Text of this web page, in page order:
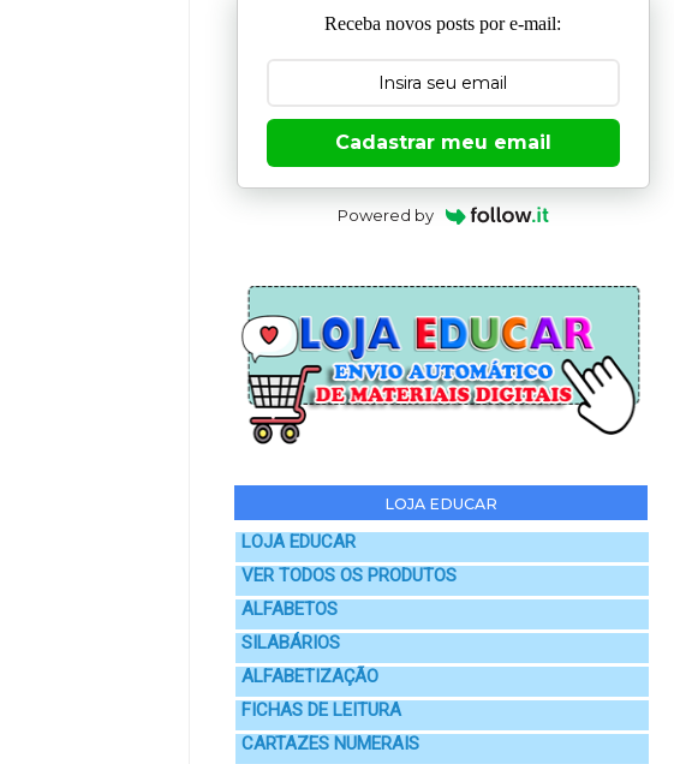
Receba novos posts por e-mail:
Cadastrar meu email
Powered by
LOJA EDUCAR
LOJA EDUCAR
VER TODOS OS PRODUTOS
ALFABETOS
SILABÁRIOS
ALFABETIZAÇÃO
FICHAS DE LEITURA
CARTAZES NUMERAIS